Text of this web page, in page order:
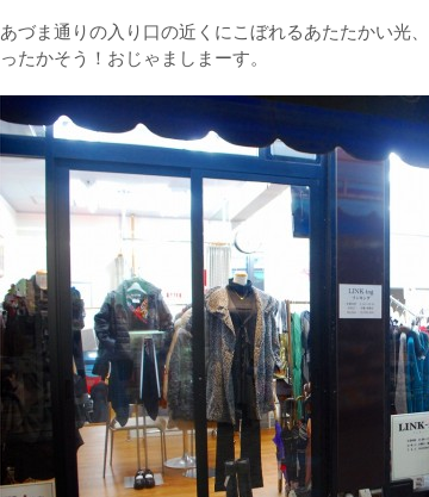
あづま通りの入り口の近くにこぼれるあたたかい光
ったかそう！おじゃましまーす。